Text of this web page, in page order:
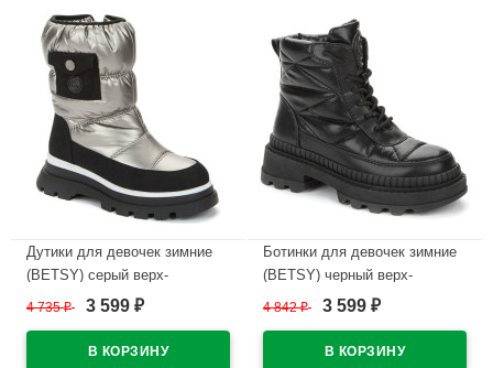
Дутики для девочек зимние
(BETSY) серый верх-
искусственный нубук/
натуральная шерсть артикул
4 735₽ 3 599 ₽
Ботинки для девочек зимние
(BETSY) черный верх-
искусственная кожа/текстиль
шерсть артикул 938322/02-01
4 842₽ 3 599 ₽